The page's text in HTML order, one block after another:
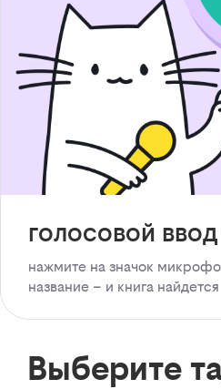
голосовой
нажмите на значок
название – и книга найдется
Выберите